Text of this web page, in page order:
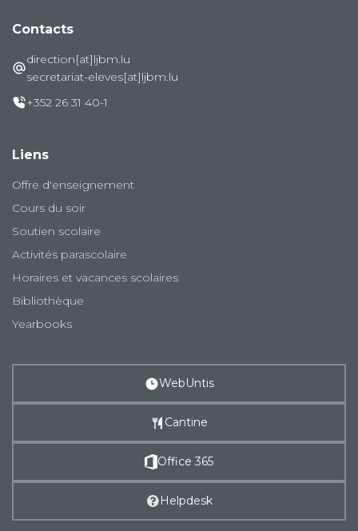
Contacts
direction[at]ljbm.lu
secretariat-eleves[at]ljbm.lu
+352 26 31 40-1
Liens
Offre d'enseignement
Cours du soir
Soutien scolaire
Activités parascolaire
Horaires et vacances scolaires
Bibliothèque
Yearbooks
WebUntis
Cantine
Office 365
Helpdesk